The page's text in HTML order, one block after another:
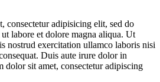
consectetur adipisicing elit, sed do
labore et dolore magna aliqua. Ut
nostrud exercitation ullamco laboris nisi
Duis aute irure dolor in
dolor sit amet, consectetur adipiscing